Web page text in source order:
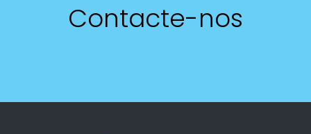
Contacte-nos